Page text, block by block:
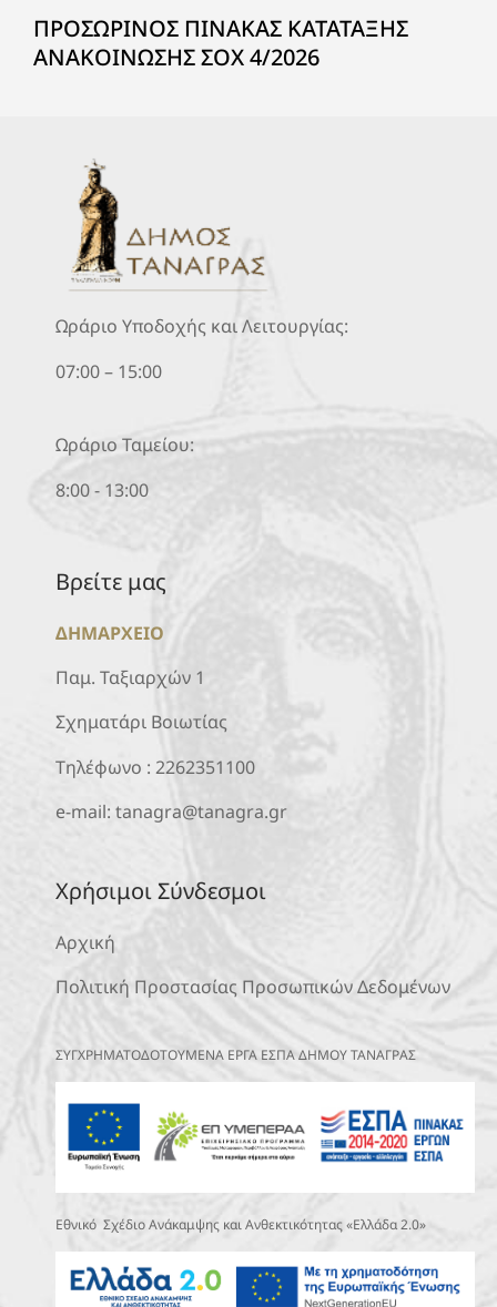
ΠΡΟΣΩΡΙΝΟΣ ΠΙΝΑΚΑΣ ΚΑΤΑΤΑΞΗΣ
ΑΝΑΚΟΙΝΩΣΗΣ ΣΟΧ 4/2026
Ωράριο Υποδοχής και Λειτουργίας:
07:00 – 15:00
Ωράριο Ταμείου:
8:00 - 13:00
Βρείτε μας
ΔΗΜΑΡΧΕΙΟ
Παμ. Ταξιαρχών 1
Σχηματάρι Βοιωτίας
Τηλέφωνο : 2262351100
e-mail: tanagra@tanagra.gr
Χρήσιμοι Σύνδεσμοι
Αρχική
Πολιτική Προστασίας Προσωπικών Δεδομένων
ΣΥΓΧΡΗΜΑΤΟΔΟΤΟΥΜΕΝΑ ΕΡΓΑ ΕΣΠΑ ΔΗΜΟΥ ΤΑΝΑΓΡΑΣ
Εθνικό Σχέδιο Ανάκαμψης και Ανθεκτικότητας «Ελλάδα 2.0»